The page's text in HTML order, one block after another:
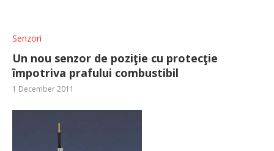
Senzori
Un nou senzor de poziţie cu protecţie
împotriva prafului combustibil
1 December 2011